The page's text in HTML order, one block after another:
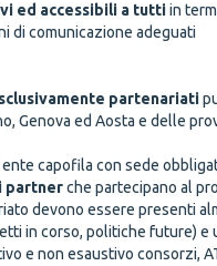
ed accessibili a tuttiin
di comunicazione adeguati
partenariati
Genova ed Aosta e delle
capofila con sede
partnerche partecipano al
devono essere presenti
in corso, politiche future) e
e non esaustivo consorzi,